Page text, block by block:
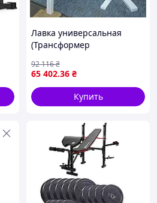
Лавка универсальная
(Трансформер
65 402.36 ₴
92 116₴
Купить